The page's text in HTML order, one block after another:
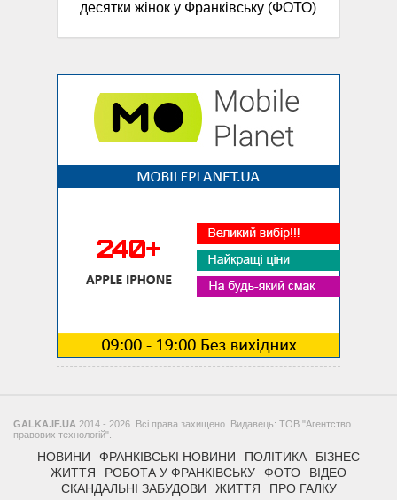
десятки жінок у Франківську (ФОТО)
GALKA.IF.UA 2014 - 2026. Всі права захищено. Видавець: ТОВ "Агентство
правових технологій".
НОВИНИ ФРАНКІВСЬКІ НОВИНИ ПОЛІТИКА
БІЗНЕС
ЖИТТЯ
РОБОТА У ФРАНКІВСЬКУ ФОТО
ВІДЕО
СКАНДАЛЬНІ ЗАБУДОВИ
ЖИТТЯ ПРО ГАЛКУ